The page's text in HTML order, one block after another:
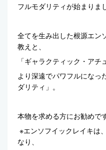
フルモダリティが始まりま
全てを生み出した根源エン
教えと、
「ギャラクティック・アチ
より深遠でパワフルになっ
ダリティ」。
本物を求める方にお勧めで
※エンソフイックレイキは
なり、